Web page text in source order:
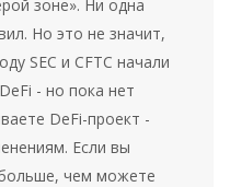
зоне». Ни одна
Но это не значит,
SEC и CFTC начали
- но пока нет
DeFi-проект -
Если вы
чем можете